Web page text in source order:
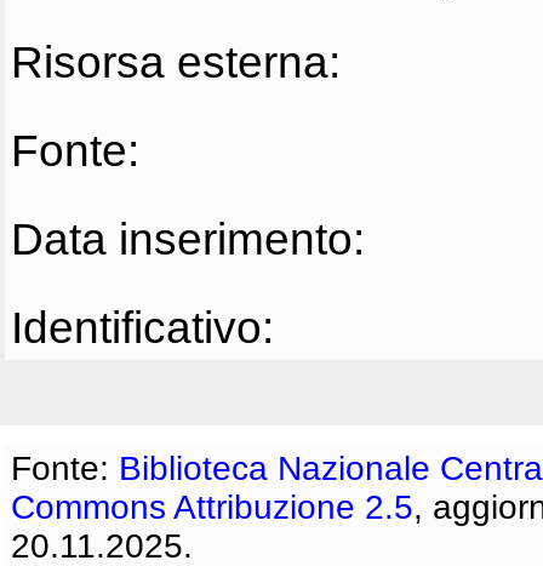
Risorsa esterna:
Fonte:
Data inserimento:
Identificativo:
Fonte: Biblioteca Nazionale
Commons Attribuzione 2.5,
20.11.2025.